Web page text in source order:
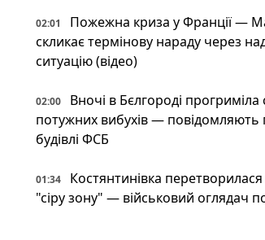
02:01
Пожежна криза у Франції —
скликає термінову нараду через
ситуацію (відео)
02:00
Вночі в Бєлгороді прогриміла
потужних вибухів — повідомляють
будівлі ФСБ
01:34
Костянтинівка
"сіру зону" — військовий оглядач